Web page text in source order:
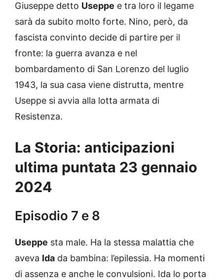
Giuseppe detto Useppe e tra loro il legame
sarà da subito molto forte. Nino, però, da
fascista convinto decide di partire per il
fronte: la guerra avanza e nel
bombardamento di San Lorenzo del luglio
1943, la sua casa viene distrutta, mentre
Useppe si avvia alla lotta armata di
Resistenza.
La Storia: anticipazioni
ultima puntata 23 gennaio
2024
Episodio 7 e 8
Useppe sta male. Ha la stessa malattia che
aveva Ida da bambina: l’epilessia. Ha momenti
di assenza e anche le convulsioni. Ida lo porta